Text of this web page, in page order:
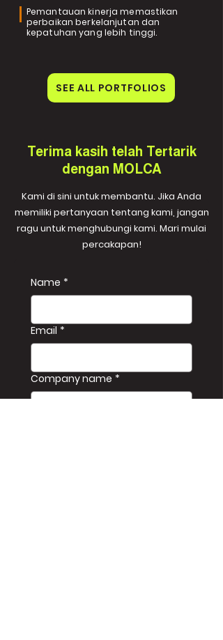
Pemantauan kinerja memastikan
perbaikan berkelanjutan dan
kepatuhan yang lebih tinggi.
SEE ALL PORTFOLIOS
Terima kasih telah Tertarik
dengan MOLCA
Kami di sini untuk membantu. Jika Anda
memiliki pertanyaan tentang kami, jangan
ragu untuk menghubungi kami. Mari mulai
percakapan!
Name *
Email *
Company name *